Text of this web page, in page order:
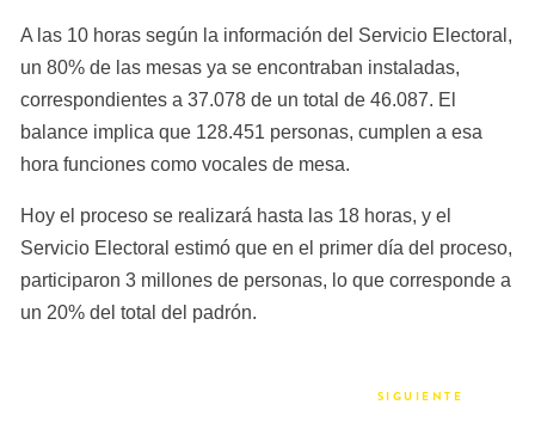
A las 10 horas según la información del Servicio Electoral,
un 80% de las mesas ya se encontraban instaladas,
correspondientes a 37.078 de un total de 46.087. El
balance implica que 128.451 personas, cumplen a esa
hora funciones como vocales de mesa.
Hoy el proceso se realizará hasta las 18 horas, y el
Servicio Electoral estimó que en el primer día del proceso,
participaron 3 millones de personas, lo que corresponde a
un 20% del total del padrón.
SIGUIENTE